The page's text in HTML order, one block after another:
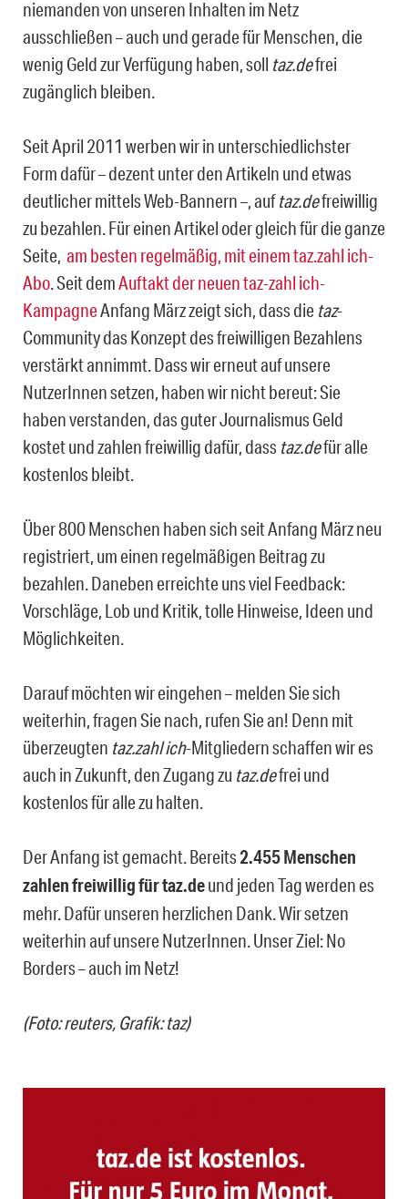
niemanden von unseren Inhalten im Netz
ausschließen – auch und gerade für Menschen, die
wenig Geld zur Verfügung haben, soll taz.defrei
zugänglich bleiben.
Seit April 2011 werben wir in unterschiedlichster
Form dafür – dezent unter den Artikeln und etwas
deutlicher mittels Web-Bannern –, auftaz.defreiwillig
zu bezahlen. Für einen Artikel oder gleich für die ganze
Seite, am besten regelmäßig, mit einem taz.zahl ich-
Abo. Seit demAuftakt der neuen taz-zahl ich-
KampagneAnfang März zeigt sich, dass die taz-
Community das Konzept des freiwilligen Bezahlens
verstärkt annimmt. Dass wir erneut auf unsere
NutzerInnen setzen, haben wir nicht bereut: Sie
haben verstanden, das guter Journalismus Geld
kostet und zahlen freiwillig dafür, dass taz.defür alle
kostenlos bleibt.
Über 800 Menschen haben sich seit Anfang März neu
registriert, um einen regelmäßigen Beitrag zu
bezahlen. Daneben erreichte uns viel Feedback:
Vorschläge, Lob und Kritik, tolle Hinweise, Ideen und
Möglichkeiten.
Darauf möchten wir eingehen – melden Sie sich
weiterhin, fragen Sie nach, rufen Sie an! Denn mit
überzeugten taz.zahl ich-Mitgliedern schaffen wir es
auch in Zukunft, den Zugang zu taz.defrei und
kostenlos für alle zu halten.
Der Anfang ist gemacht. Bereits2.455 Menschen
zahlen freiwillig für taz.deund jeden Tag werden es
mehr. Dafür unseren herzlichen Dank. Wir setzen
weiterhin auf unsere NutzerInnen. Unser Ziel: No
Borders – auch im Netz!
(Foto: reuters, Grafik: taz)